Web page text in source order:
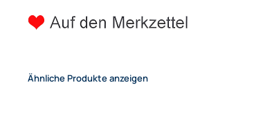
Ähnliche Produkte anzeigen